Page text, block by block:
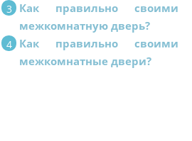
Как правильно своими
межкомнатную дверь?
Как правильно своими
межкомнатные двери?